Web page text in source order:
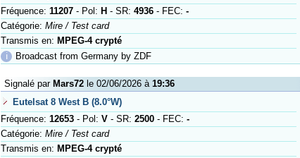
Fréquence: 11207 - Pol: H - SR: 4936 - FEC: -
Catégorie: Mire / Test card
Transmis en: MPEG-4 crypté
ℹ
Broadcast from Germany by ZDF
Signalé par Mars72 le 02/06/2026 à 19:36
Eutelsat 8 West B (8.0°W)
Fréquence: 12653 - Pol: V - SR: 2500 - FEC: -
Catégorie: Mire / Test card
Transmis en: MPEG-4 crypté